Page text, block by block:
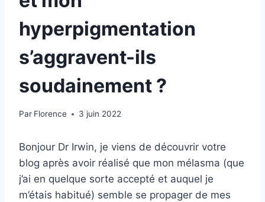
hyperpigmentation
s’aggravent-ils
soudainement ?
Par Florence 3 juin 2022
Bonjour Dr Irwin, je viens de découvrir votre
blog après avoir réalisé que mon mélasma (que
j’ai en quelque sorte accepté et auquel je
m’étais habitué) semble se propager de mes